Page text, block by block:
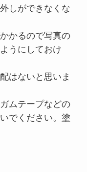
しができなくな
かるので写真の
うにしておけ
はないと思いま
ムテープなどの
でください。塗